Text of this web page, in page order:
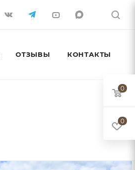
ОТЗЫВЫ КОНТАКТЫ
0
0